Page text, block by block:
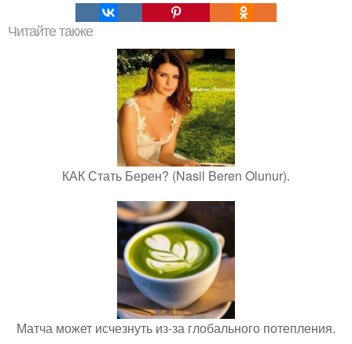
Читайте также
КАК Стать Берен? (Nasil Beren Olunur).
Матча может исчезнуть из-за глобального потепления.